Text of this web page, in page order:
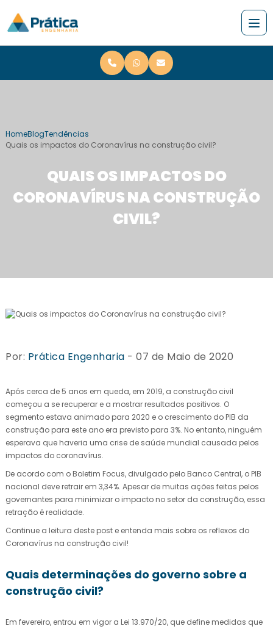
HomeBlogTendências
Quais os impactos do Coronavírus na construção civil?
QUAIS OS IMPACTOS DO
CORONAVÍRUS NA CONSTRUÇÃO
CIVIL?
Por: Prática Engenharia - 07 de Maio de 2020
Após cerca de 5 anos em queda, em 2019, a construção civil
começou a se recuperar e a mostrar resultados positivos. O
segmento estava animado para 2020 e o crescimento do PIB da
construção para este ano era previsto para 3%. No entanto, ninguém
esperava que haveria uma crise de saúde mundial causada pelos
impactos do coronavírus.
De acordo com o Boletim Focus, divulgado pelo Banco Central, o PIB
nacional deve retrair em 3,34%. Apesar de muitas ações feitas pelos
governantes para minimizar o impacto no setor da construção, essa
retração é realidade.
Continue a leitura deste post e entenda mais sobre os reflexos do
Coronavírus na construção civil!
Quais determinações do governo sobre a
construção civil?
Em fevereiro, entrou em vigor a Lei 13.970/20, que define medidas que